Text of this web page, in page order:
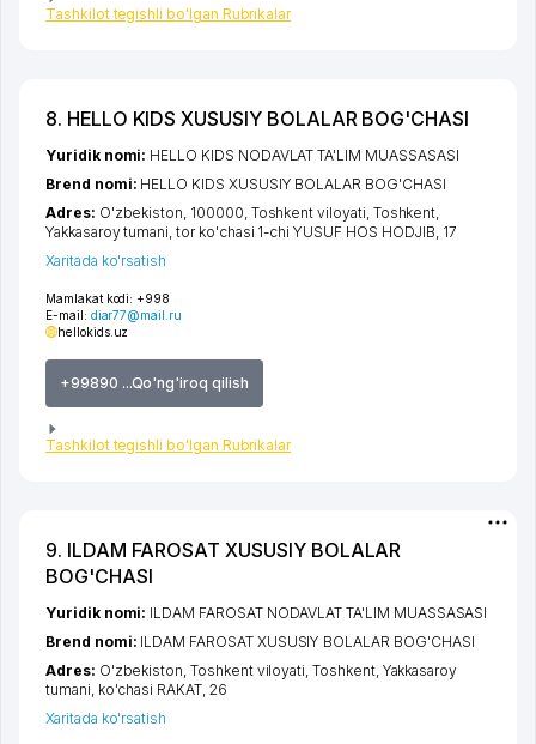
Tashkilot tegishli bo'lgan Rubrikalar
8. HELLO KIDS XUSUSIY BOLALAR BOG'CHASI
Mamlakat kodi: +998
E-mail: diar77@mail.ru
hellokids.uz
+99890 ...Qo'ng'iroq qilish
Tashkilot tegishli bo'lgan Rubrikalar
Yuridik nomi: HELLO KIDS NODAVLAT TA'LIM MUASSASASI
Brend nomi: HELLO KIDS XUSUSIY BOLALAR BOG'CHASI
Adres: O'zbekiston, 100000, Toshkent viloyati Toshkent
Yakkasaroy tumani ,tor ko'chasi 1-chi YUSUF HOS HODJIB , 17
Xaritada ko'rsatish
9. ILDAM FAROSAT XUSUSIY BOLALAR
BOG'CHASI
Yuridik nomi: ILDAM FAROSAT NODAVLAT TA'LIM MUASSASASI
Brend nomi: ILDAM FAROSAT XUSUSIY BOLALAR BOG'CHASI
Adres: O'zbekiston,Toshkent viloyati ,Toshkent, Yakkasaroy
tumani ko'chasi RAKAT, 26
Xaritada ko'rsatish